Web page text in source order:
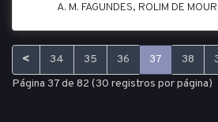
A. M. FAGUNDES, ROLIM DE
< 34 35 36 37 38
Página 37 de 82 (30 registros por página)